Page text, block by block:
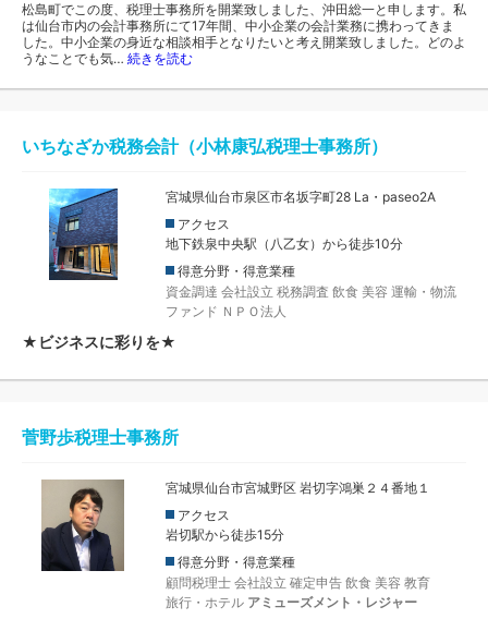
松島町でこの度、税理士事務所を開業致しました、沖田総一と申します。私
は仙台市内の会計事務所にて17年間、中小企業の会計業務に携わってきま
した。中小企業の身近な相談相手となりたいと考え開業致しました。どのよ
うなことでも気… 続きを読む
いちなざか税務会計（小林康弘税理士事務所）
宮城県仙台市泉区市名坂字町28 La・paseo2A
アクセス
地下鉄泉中央駅（八乙女）から徒歩10分
得意分野・得意業種
資金調達 会社設立 税務調査 飲食 美容 運輸・物流
ファンド ＮＰＯ法人
★ビジネスに彩りを★
菅野歩税理士事務所
宮城県仙台市宮城野区 岩切字鴻巣２４番地１
アクセス
岩切駅から徒歩15分
得意分野・得意業種
顧問税理士 会社設立 確定申告 飲食 美容 教育
旅行・ホテル アミューズメント・レジャー